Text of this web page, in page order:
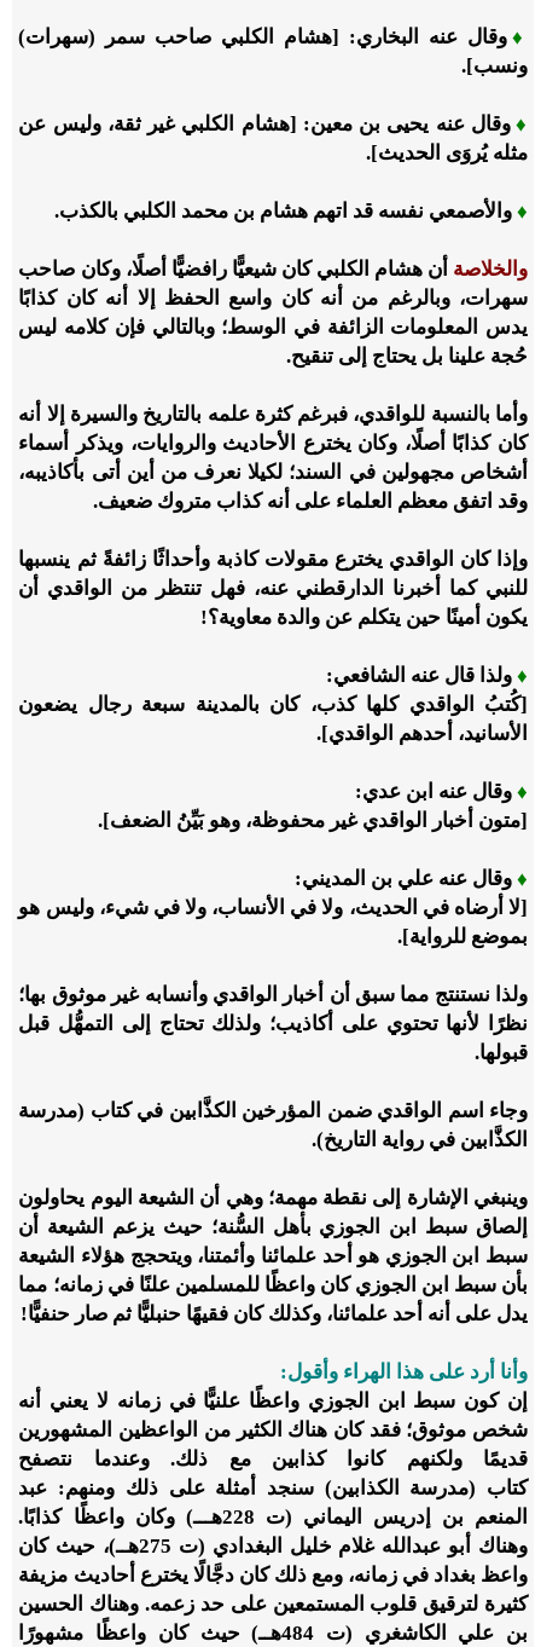
♦وقال عنه البخاري: [هشام الكلبي صاحب سمر (سهرات)
ونسب].
♦ وقال عنه يحيى بن معين: [هشام الكلبي غير ثقة، وليس عن
مثله يُروَى الحديث].
♦ والأصمعي نفسه قد اتهم هشام بن محمد الكلبي بالكذب.
والخلاصة أن هشام الكلبي كان شيعيًّا رافضيًّا أصلًا، وكان صاحب
سهرات، وبالرغم من أنه كان واسع الحفظ إلا أنه كان كذابًا
يدس المعلومات الزائفة في الوسط؛ وبالتالي فإن كلامه ليس
حُجة علينا بل يحتاج إلى تنقيح.
وأما بالنسبة للواقدي، فبرغم كثرة علمه بالتاريخ والسيرة إلا أنه
كان كذابًا أصلًا، وكان يخترع الأحاديث والروايات، ويذكر أسماء
أشخاص مجهولين في السند؛ لكيلا نعرف من أين أتى بأكاذيبه،
وقد اتفق معظم العلماء على أنه كذاب متروك ضعيف.
وإذا كان الواقدي يخترع مقولات كاذبة وأحداثًا زائفةً ثم ينسبها
للنبي كما أخبرنا الدارقطني عنه، فهل تنتظر من الواقدي أن
يكون أمينًا حين يتكلم عن والدة معاوية؟!
♦ ولذا قال عنه الشافعي:
[كُتبُ الواقدي كلها كذب، كان بالمدينة سبعة رجال يضعون
الأسانيد، أحدهم الواقدي].
♦ وقال عنه ابن عدي:
[متون أخبار الواقدي غير محفوظة، وهو بَيِّنُ الضعف].
♦ وقال عنه علي بن المديني:
[لا أرضاه في الحديث، ولا في الأنساب، ولا في شيء، وليس هو
بموضع للرواية].
ولذا نستنتج مما سبق أن أخبار الواقدي وأنسابه غير موثوق بها؛
نظرًا لأنها تحتوي على أكاذيب؛ ولذلك تحتاج إلى التمهُّل قبل
قبولها.
وجاء اسم الواقدي ضمن المؤرخين الكذَّابين في كتاب (مدرسة
الكذَّابين في رواية التاريخ).
وينبغي الإشارة إلى نقطة مهمة؛ وهي أن الشيعة اليوم يحاولون
إلصاق سبط ابن الجوزي بأهل السُّنة؛ حيث يزعم الشيعة أن
سبط ابن الجوزي هو أحد علمائنا وأئمتنا، ويتحجج هؤلاء الشيعة
بأن سبط ابن الجوزي كان واعظًا للمسلمين علنًا في زمانه؛ مما
يدل على أنه أحد علمائنا، وكذلك كان فقيهًا حنبليًّا ثم صار حنفيًّا!
وأنا أرد على هذا الهراء وأقول:
إن كون سبط ابن الجوزي واعظًا علنيًّا في زمانه لا يعني أنه
شخص موثوق؛ فقد كان هناك الكثير من الواعظين المشهورين
قديمًا ولكنهم كانوا كذابين مع ذلك. وعندما نتصفح
كتاب (مدرسة الكذابين) سنجد أمثلة على ذلك ومنهم: عبد
المنعم بن إدريس اليماني (ت 228هـــ) وكان واعظًا كذابًا.
وهناك أبو عبدالله غلام خليل البغدادي (ت 275هــ)، حيث كان
واعظ بغداد في زمانه، ومع ذلك كان دجَّالًا يخترع أحاديث مزيفة
كثيرة لترقيق قلوب المستمعين على حد زعمه. وهناك الحسين
بن علي الكاشغري (ت 484هــ) حيث كان واعظًا مشهورًا